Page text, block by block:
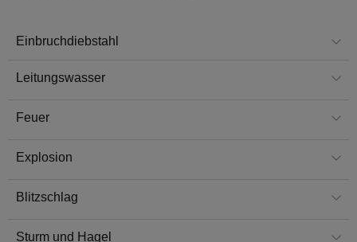
Einbruchdiebstahl
Leitungswasser
Feuer
Explosion
Blitzschlag
Sturm und Hagel